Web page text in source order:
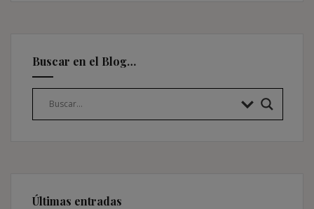
Buscar en el Blog…
Últimas entradas